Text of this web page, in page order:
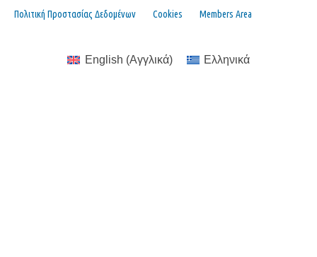
Πολιτική Προστασίας Δεδομένων Cookies Members Area
English (Αγγλικά) Ελληνικά